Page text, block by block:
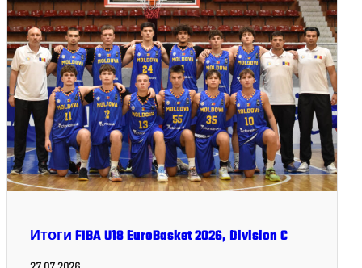
Итоги FIBA U18 EuroBasket 2026, Division C